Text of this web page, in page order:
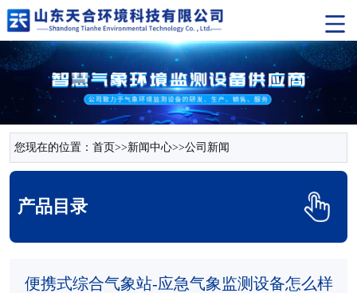
您现在的位置： 首页>>新闻中心>>公司新闻
产品目录
便携式综合气象站-应急气象监测设备怎么样